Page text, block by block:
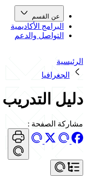
عن القسم
البرامج الأكاديمية
التواصل والدعم
الرئيسية
الجغرافيا
دليل التدريب
مشاركة الصفحة :